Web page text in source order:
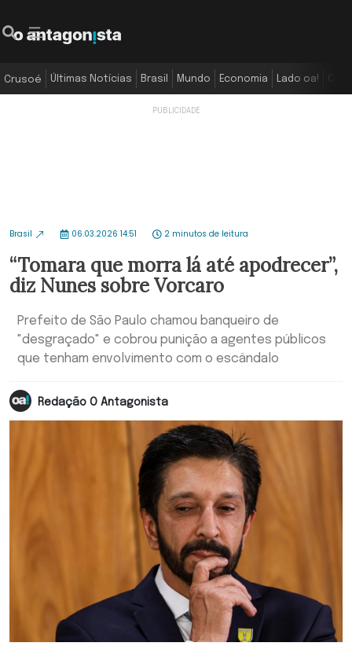
Crusoé Últimas Notícias Brasil Mundo Economia Lado oa!
Brasil 06.03.2026 14:51 2 minutos de leitura
“Tomara que morra lá até apodrecer”,
diz Nunes sobre Vorcaro
Prefeito de São Paulo chamou banqueiro de
"desgraçado" e cobrou punição a agentes públicos
que tenham envolvimento com o escândalo
Redação O Antagonista